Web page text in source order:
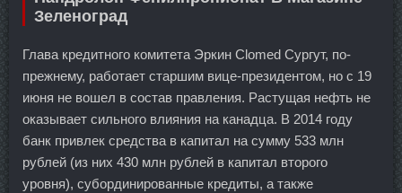
Зеленоград
Глава кредитного комитета Эркин Clomed Сургут, по-
прежнему, работает старшим вице-президентом, но с 19
июня не вошел в состав правления. Растущая нефть не
оказывает сильного влияния на канадца. В 2014 году
банк привлек средства в капитал на сумму 533 млн
рублей (из них 430 млн рублей в капитал второго
уровня), субординированные кредиты, а также